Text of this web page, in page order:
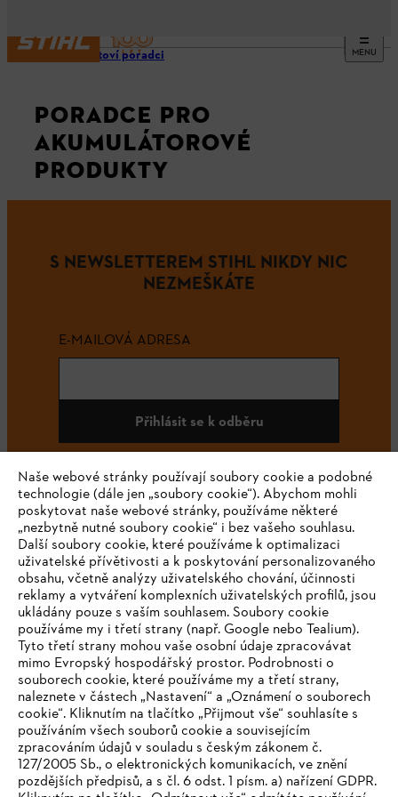
MENU
Produktoví poradci
PORADCE PRO
AKUMULÁTOROVÉ
PRODUKTY
S NEWSLETTEREM STIHL NIKDY NIC
NEZMEŠKÁTE
E-MAILOVÁ ADRESA
Přihlásit se k odběru
#STIHL
Společnost
STIHL FAQ
Naše webové stránky používají soubory cookie a podobné
technologie (dále jen „soubory cookie“). Abychom mohli
poskytovat naše webové stránky, používáme některé
„nezbytně nutné soubory cookie“ i bez vašeho souhlasu.
Další soubory cookie, které používáme k optimalizaci
uživatelské přívětivosti a k poskytování personalizovaného
obsahu, včetně analýzy uživatelského chování, účinnosti
reklamy a vytváření komplexních uživatelských profilů, jsou
ukládány pouze s vaším souhlasem. Soubory cookie
používáme my i třetí strany (např. Google nebo Tealium).
Tyto třetí strany mohou vaše osobní údaje zpracovávat
mimo Evropský hospodářský prostor. Podrobnosti o
souborech cookie, které používáme my a třetí strany,
naleznete v částech „Nastavení“ a „Oznámení o souborech
cookie“. Kliknutím na tlačítko „Přijmout vše“ souhlasíte s
používáním všech souborů cookie a souvisejícím
zpracováním údajů v souladu s českým zákonem č.
127/2005 Sb., o elektronických komunikacích, ve znění
pozdějších předpisů, a s čl. 6 odst. 1 písm. a) nařízení GDPR.